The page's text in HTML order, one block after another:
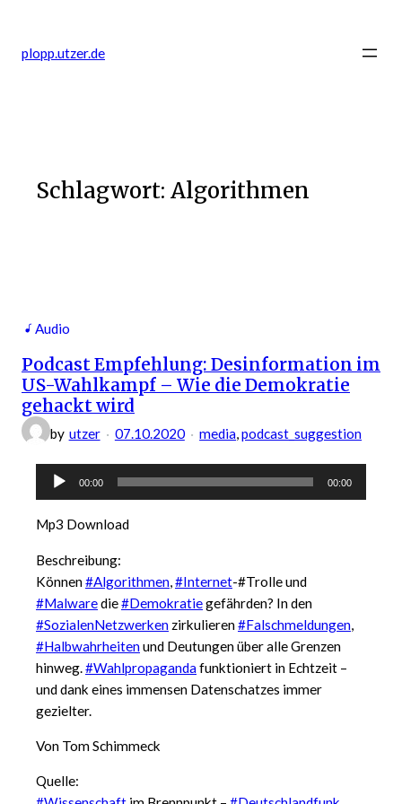
springen
plopp.utzer.de
Schlagwort: Algorithmen
Audio
Podcast Empfehlung: Desinformation im
US-Wahlkampf – Wie die Demokratie
gehackt wird
by utzer 07.10.2020 media, podcast_suggestion
Audio-
00:00 00:00
Mp3 Download
Beschreibung:
Können#Algorithmen #Internet-#Trolle und
#Malwaredie#Demokratiegefährden? In den
#SozialenNetzwerken zirkulieren#Falschmeldungen
#Halbwahrheitenund Deutungen über alle Grenzen
hinweg. #Wahlpropagandafunktioniert in Echtzeit –
und dank eines immensen Datenschatzes immer
gezielter.
Von Tom Schimmeck
Quelle: